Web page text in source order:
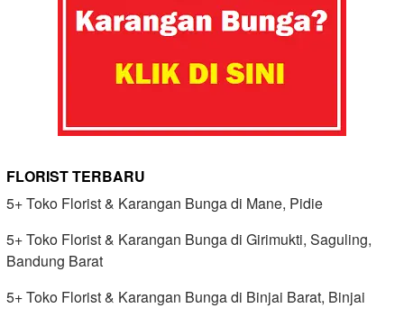
FLORIST TERBARU
5+ Toko Florist & Karangan Bunga di Mane, Pidie
5+ Toko Florist & Karangan Bunga di Girimukti, Saguling,
Bandung Barat
5+ Toko Florist & Karangan Bunga di Binjai Barat, Binjai